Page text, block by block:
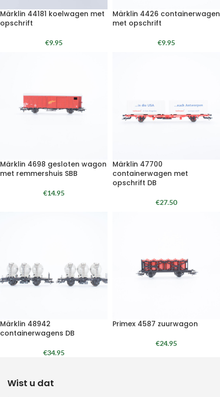
Märklin 44181 koelwagen met
opschrift
€9.95
Märklin 4426 containerwagen
met opschrift
€9.95
Märklin 4698 gesloten wagon
met remmershuis SBB
€14.95
Märklin 47700
containerwagen met
opschrift DB
€27.50
Märklin 48942
containerwagens DB
€34.95
Primex 4587 zuurwagon
€24.95
Wist u dat